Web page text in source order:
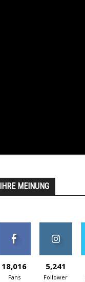
IHRE MEINUNG
18,016
Fans
5,241
Follower